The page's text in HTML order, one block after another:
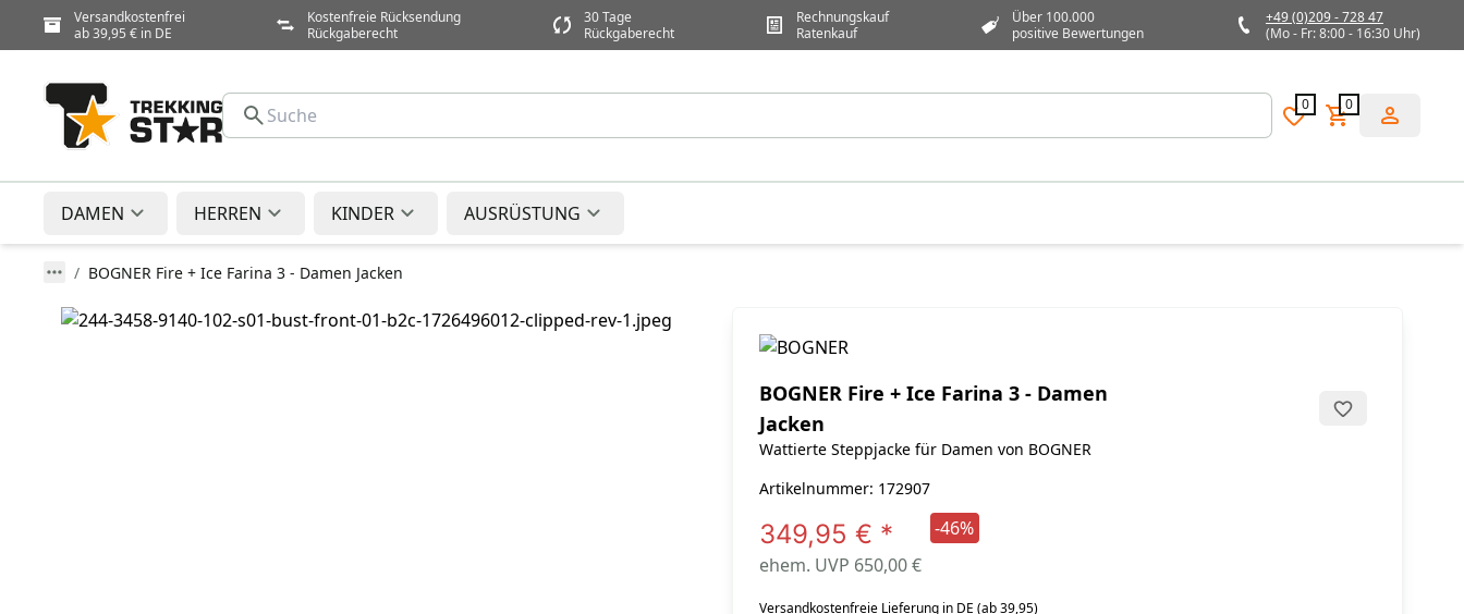
Versandkostenfrei
ab 39,95 € in DE
Kostenfreie Rücksendung
Rückgaberecht
30 Tage
Rückgaberecht
Rechnungskauf
Ratenkauf
Über 100.000
positive Bewertungen
+49 (0)209 - 728 47
(Mo - Fr: 8:00 - 16:30 Uhr)
0 0
DAMEN HERREN KINDER AUSRÜSTUNG
BOGNER Fire + Ice Farina 3 - Damen Jacken
BOGNER Fire + Ice Farina 3 - Damen
Jacken
Wattierte Steppjacke für Damen von BOGNER
Artikelnummer: 172907
349,95 € *
ehem. UVP 650,00 €
-46%
Versandkostenfreie Lieferung in DE (ab 39,95)